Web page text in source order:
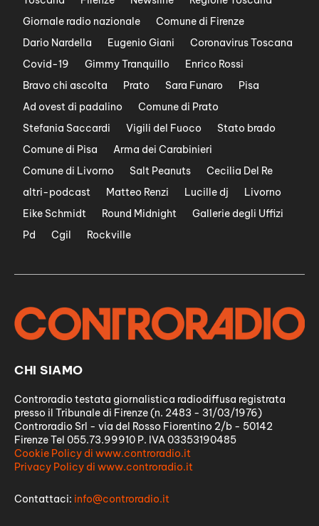
Giornale radio nazionale
Comune di Firenze
Dario Nardella
Eugenio Giani
Coronavirus Toscana
Covid-19
Gimmy Tranquillo
Enrico Rossi
Bravo chi ascolta
Prato Sara Funaro
Pisa
Ad ovest di padalino
Comune di Prato
Stefania Saccardi
Vigili del Fuoco
Stato brado
Comune di Pisa
Arma dei Carabinieri
Comune di Livorno
Salt Peanuts
Cecilia Del Re
altri-podcast
Matteo Renzi Lucille dj
Livorno
Eike Schmidt
Round Midnight
Gallerie degli Uffizi
Pd
Cgil Rockville
CHI SIAMO
Controradio testata giornalistica radiodiffusa registrata
presso il Tribunale di Firenze (n. 2483 - 31/03/1976)
Controradio Srl - via del Rosso Fiorentino 2/b - 50142
Firenze Tel 055.73.99910 P. IVA 03353190485
Cookie Policy di www.controradio.it
Privacy Policy di www.controradio.it
Contattaci: info@controradio.it